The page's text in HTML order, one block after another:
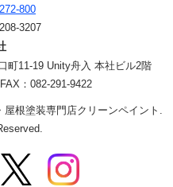
800
3207
町11-19 Unity舟入 本社ビル2階
：082-291-9422
根塗装専門店クリーンペイント.